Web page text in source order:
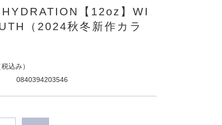
【12oz】WI
（2024秋冬新作カラ
込み）
0840394203546